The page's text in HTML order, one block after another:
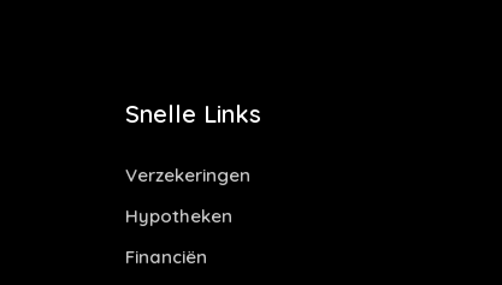
Snelle Links
Verzekeringen
Hypotheken
Financiën